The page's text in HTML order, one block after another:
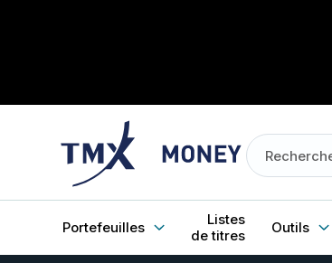
Portefeuilles
Listes
de titres
Outils